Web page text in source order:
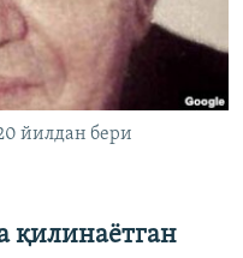
йилдан бери
қилинаётган